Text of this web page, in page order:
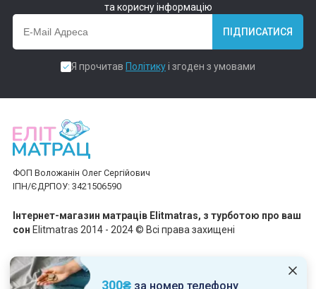
300₴за номер телефону
та корисну інформацію
ПІДПИСАТИСЯ
Я прочитав Політикуі згоден з умовами
ФОП Воложанін Олег Сергійович
ІПН/ЄДРПОУ: 3421506590
Інтернет-магазин матраців Elitmatras, з турботою про ваш
сон Elitmatras 2014 - 2024 © Всі права захищені
Приймаємо платежі